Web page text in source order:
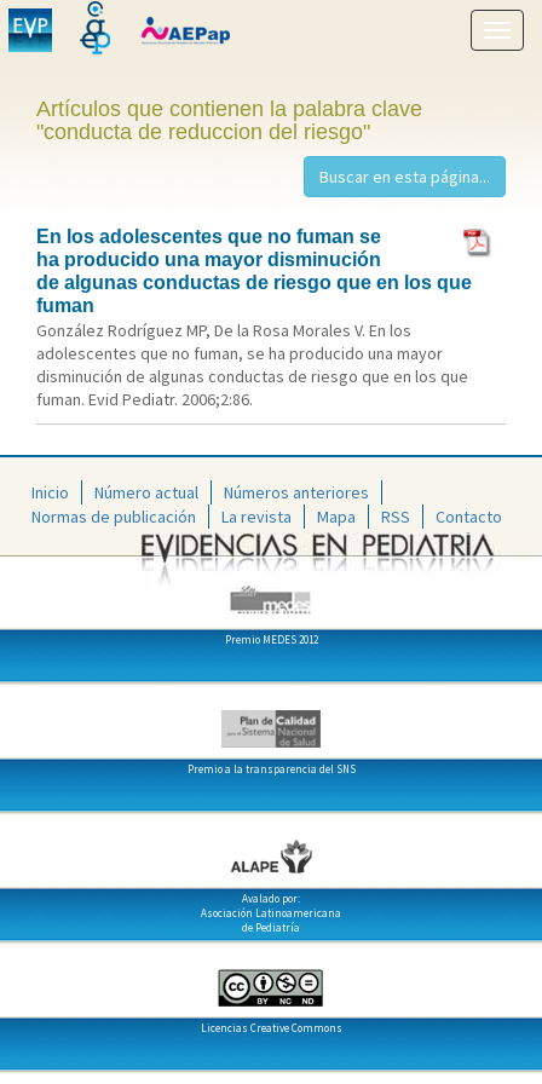
menú
Artículos que contienen la palabra clave
"conducta de reduccion del riesgo"
En los adolescentes que no fuman se
ha producido una mayor disminución
de algunas conductas de riesgo que en los que
fuman
González Rodríguez MP, De la Rosa Morales V. En los
adolescentes que no fuman, se ha producido una mayor
disminución de algunas conductas de riesgo que en los que
fuman. Evid Pediatr. 2006;2:86.
Inicio Número actual
Números anteriores
Normas de publicación
La revista Mapa RSS Contacto
Premio MEDES 2012
Premio a la transparencia del SNS
Avalado por:
Asociación Latinoamericana
de Pediatría
Licencias Creative Commons